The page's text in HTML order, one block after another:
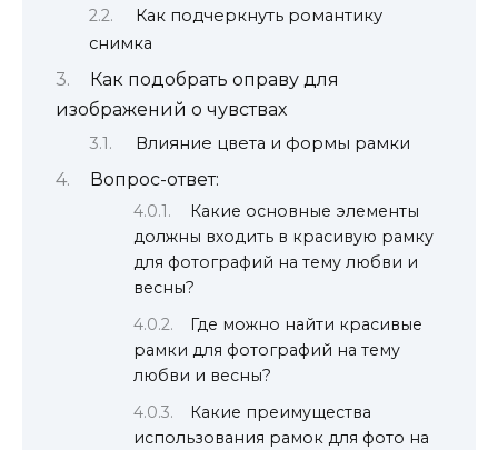
Как подчеркнуть романтику
снимка
Как подобрать оправу для
изображений о чувствах
Влияние цвета и формы рамки
Вопрос-ответ:
Какие основные элементы
должны входить в красивую рамку
для фотографий на тему любви и
весны?
Где можно найти красивые
рамки для фотографий на тему
любви и весны?
Какие преимущества
использования рамок для фото на